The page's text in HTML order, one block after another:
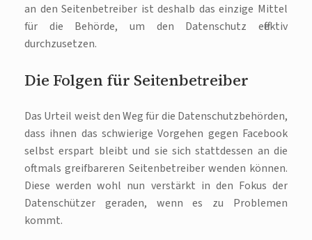
an den Seitenbetreiber ist deshalb das einzige Mittel
für die Behörde, um den Datenschutz effektiv
durchzusetzen.
Die Folgen für Seitenbetreiber
Das Urteil weist den Weg für die Datenschutzbehörden,
dass ihnen das schwierige Vorgehen gegen Facebook
selbst erspart bleibt und sie sich stattdessen an die
oftmals greifbareren Seitenbetreiber wenden können.
Diese werden wohl nun verstärkt in den Fokus der
Datenschützer geraden, wenn es zu Problemen
kommt.